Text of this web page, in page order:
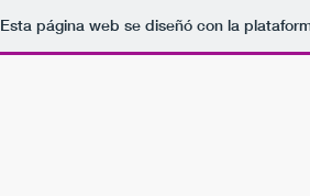
Esta página web se diseñó con la